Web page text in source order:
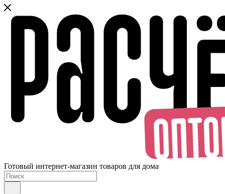
Готовый интернет-магазин товаров для дома